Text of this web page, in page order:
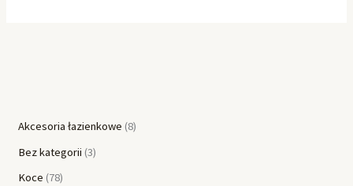
Akcesoria łazienkowe 8
Bez kategorii 3
Koce 78